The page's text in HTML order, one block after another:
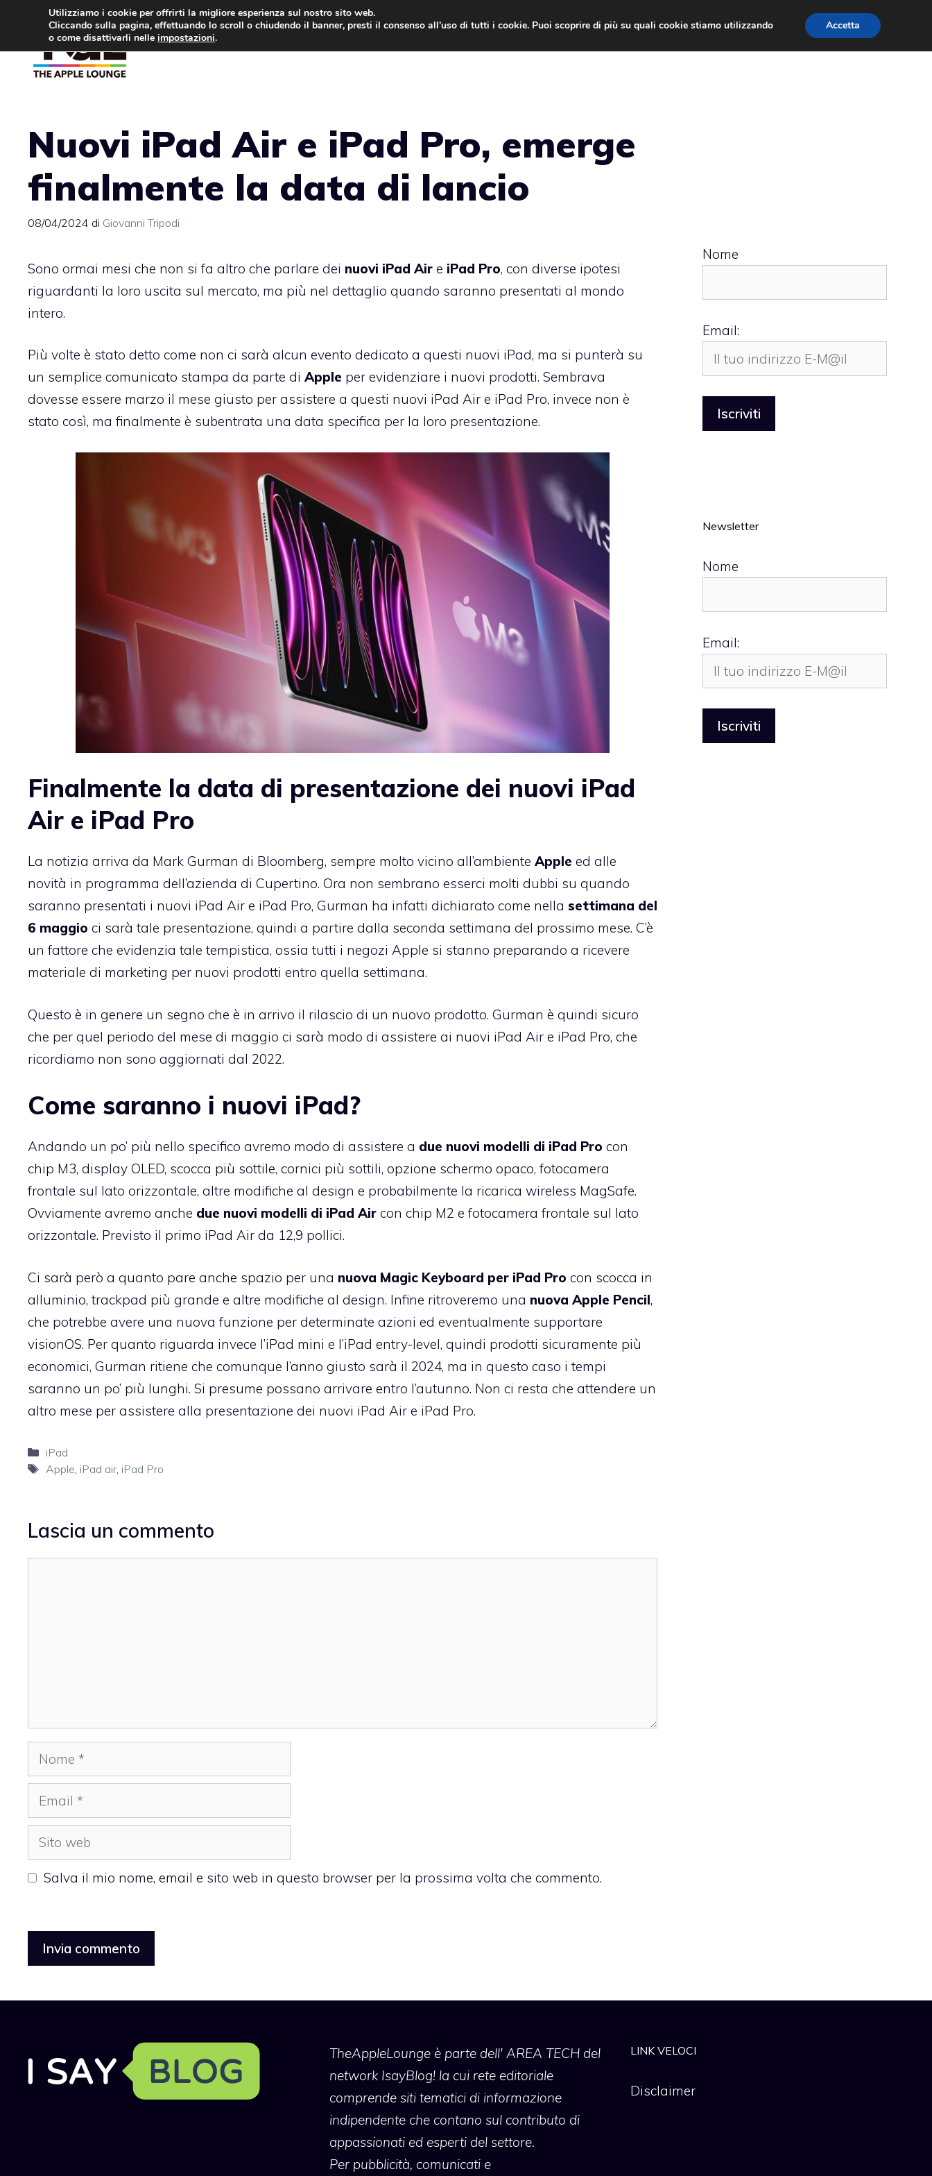
contenuto
Nuovi iPad Air e iPad Pro, emerge
finalmente la data di lancio
08/04/2024 di Giovanni Tripodi
Sono ormai mesi che non si fa altro che parlare dei nuovi iPad Air e iPad Pro, con diverse ipotesi
riguardanti la loro uscita sul mercato, ma più nel dettaglio quando saranno presentati al mondo
intero.
Più volte è stato detto come non ci sarà alcun evento dedicato a questi nuovi iPad, ma si punterà su
un semplice comunicato stampa da parte di Apple per evidenziare i nuovi prodotti. Sembrava
dovesse essere marzo il mese giusto per assistere a questi nuovi iPad Air e iPad Pro, invece non è
stato così, ma finalmente è subentrata una data specifica per la loro presentazione.
Finalmente la data di presentazione dei nuovi iPad
Air e iPad Pro
La notizia arriva da Mark Gurman di Bloomberg, sempre molto vicino all’ambiente Apple ed alle
novità in programma dell’azienda di Cupertino. Ora non sembrano esserci molti dubbi su quando
saranno presentati i nuovi iPad Air e iPad Pro, Gurman ha infatti dichiarato come nella settimana del
6 maggio ci sarà tale presentazione, quindi a partire dalla seconda settimana del prossimo mese. C’è
un fattore che evidenzia tale tempistica, ossia tutti i negozi Apple si stanno preparando a ricevere
materiale di marketing per nuovi prodotti entro quella settimana.
Questo è in genere un segno che è in arrivo il rilascio di un nuovo prodotto. Gurman è quindi sicuro
che per quel periodo del mese di maggio ci sarà modo di assistere ai nuovi iPad Air e iPad Pro, che
ricordiamo non sono aggiornati dal 2022.
Come saranno i nuovi iPad?
Andando un po’ più nello specifico avremo modo di assistere a due nuovi modelli di iPad Pro con
chip M3, display OLED, scocca più sottile, cornici più sottili, opzione schermo opaco, fotocamera
frontale sul lato orizzontale, altre modifiche al design e probabilmente la ricarica wireless MagSafe.
Ovviamente avremo anche due nuovi modelli di iPad Air con chip M2 e fotocamera frontale sul lato
orizzontale. Previsto il primo iPad Air da 12,9 pollici.
Ci sarà però a quanto pare anche spazio per una nuova Magic Keyboard per iPad Pro con scocca in
alluminio, trackpad più grande e altre modifiche al design. Infine ritroveremo una nuova Apple Pencil,
che potrebbe avere una nuova funzione per determinate azioni ed eventualmente supportare
visionOS. Per quanto riguarda invece l’iPad mini e l’iPad entry-level, quindi prodotti sicuramente più
economici, Gurman ritiene che comunque l’anno giusto sarà il 2024, ma in questo caso i tempi
saranno un po’ più lunghi. Si presume possano arrivare entro l’autunno. Non ci resta che attendere un
altro mese per assistere alla presentazione dei nuovi iPad Air e iPad Pro.
Categorie
iPad
Tag
Apple, iPad air, iPad Pro
Lascia un commento
Nome
Email
Sito
web
Salva il mio nome, email e sito web in questo browser per la prossima volta che commento.
Nome
Email:
Newsletter
Nome
Email:
TheAppleLoungeè parte dell' AREA TECH del
network IsayBlog! la cui rete editoriale
comprende siti tematici di informazione
indipendente che contano sul contributo di
appassionati ed esperti del settore.
Per pubblicità, comunicati e
LINK VELOCI
Disclaimer
Utilizziamo i cookie per offrirti la migliore esperienza sul nostro sito web.
Cliccando sulla pagina, effettuando lo scroll o chiudendo il banner, presti il consenso all’uso di tutti i cookie. Puoi scoprire di più su quali cookie stiamo utilizzando
o come disattivarli nelle impostazioni.
Accetta